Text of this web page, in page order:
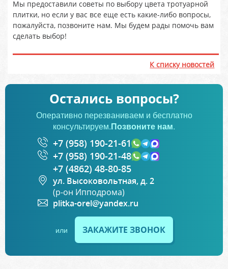
К списку новостей
Мы предоставили советы по выбору цвета тротуарной
плитки, но если у вас все еще есть какие-либо вопросы,
пожалуйста, позвоните нам. Мы будем рады помочь вам
сделать выбор!
Остались вопросы?
Оперативно перезваниваем и бесплатно
консультируем.Позвоните нам.
+7 (958) 190-21-61
+7 (958) 190-21-48
+7 (4862) 48-80-85
ул. Высоковольтная, д. 2
(р-он Ипподрома)
plitka-orel@yandex.ru
или ЗАКАЖИТЕ ЗВОНОК